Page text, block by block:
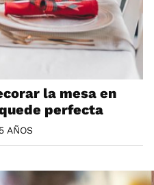
la mesa en
perfecta
AÑOS